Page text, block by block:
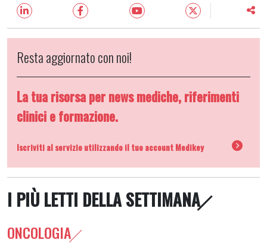
Resta aggiornato con noi!
La tua risorsa per news mediche, riferimenti
clinici e formazione.
Iscriviti al servizio utilizzando il tuo account Medikey
I PIÙ LETTI DELLA SETTIMANA
ONCOLOGIA